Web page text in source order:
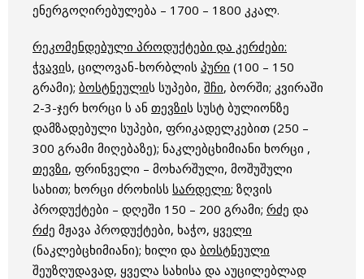
ენერგოღირებულება – 1700 – 1800 კკალ.
რეკომენდებული პროდუქტები და კერძები:
ჭვავის, ცილოვან-ხორბლის პური (100 – 150
გრამი); ბოსტნეულის სუპები, შჩი, ბორში; კვირაში
2-3-ჯერ ხორცი ს ან თევზის სუსტ ბულიონზე
დამზადებული სუპები, ფრიკადელკებით (250 –
300 გრამი მიღებაზე); ნაკლებცხიმიანი ხორცი ,
თევზი, ფრინველი – მოხარშული, მოშუშული
სახით; ხორცი ძროხისს სარდელი; ზღვის
პროდუქტები – დღეში 150 – 200 გრამი; რძე და
რძე მჟავა პროდუქტები, ხაჭო, ყველი
(ნაკლებცხიმიანი); ხილი და ბოსტნეული
შეუზღუდავად, ყველა სახისა და აუცილებლად